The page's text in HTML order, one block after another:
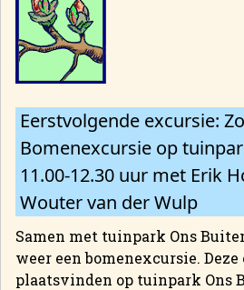
Eerstvolgende excursie:
Bomenexcursie op
11.00-12.30 uur met Erik
Wouter van der Wulp
Samen met tuinpark Ons
weer een bomenexcursie.
plaatsvinden op tuinpark Ons